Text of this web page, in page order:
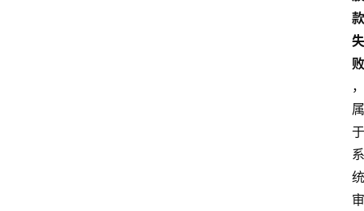
款
失
败
，
属
于
系
统
审